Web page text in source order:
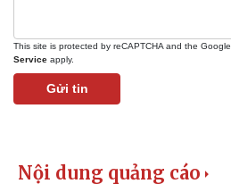
This site is protected by reCAPTCHA and the Google
Service apply.
Gửi tin